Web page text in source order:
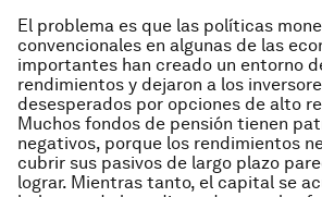
El problema es que las políticas
convencionales en algunas de las
importantes han creado un entorno
rendimientos y dejaron a los
desesperados por opciones de alto
Muchos fondos de pensión tienen
negativos, porque los rendimientos
cubrir sus pasivos de largo plazo
lograr. Mientras tanto, el capital se